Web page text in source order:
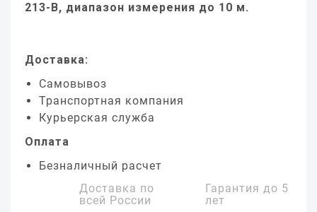
213-B, диапазон измерения до 10 м.
Доставка:
Самовывоз
Транспортная компания
Курьерская служба
Оплата
Безналичный расчет
Доставка по
всей России
Гарантия до 5
лет